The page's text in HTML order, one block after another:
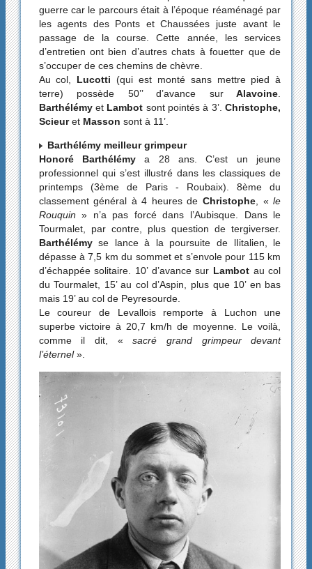
guerre car le parcours était à l’époque réaménagé par
les agents des Ponts et Chaussées juste avant le
passage de la course. Cette année, les services
d’entretien ont bien d’autres chats à fouetter que de
s’occuper de ces chemins de chèvre.
Au col, Lucotti (qui est monté sans mettre pied à
terre) possède 50’’ d’avance surAlavoine
Barthélémyet Lambot sont pointés à 3’.Christophe,
Scieuret Masson sont à 11’.
Barthélémy meilleur grimpeur
Honoré Barthélémya 28 ans. C’est un jeune
professionnel qui s’est illustré dans les classiques de
printemps (3ème de Paris - Roubaix). 8ème du
classement général à 4 heures deChristophe, «le
Rouquin » n’a pas forcé dans l’Aubisque. Dans le
Tourmalet, par contre, plus question de tergiverser.
Barthélémyse lance à la poursuite de lIitalien, le
dépasse à 7,5 km du sommet et s’envole pour 115 km
d’échappée solitaire. 10’ d’avance sur Lambotau col
du Tourmalet, 15’ au col d’Aspin, plus que 10’ en bas
mais 19’ au col de Peyresourde.
Le coureur de Levallois remporte à Luchon une
superbe victoire à 20,7 km/h de moyenne. Le voilà,
comme il dit, «sacré grand grimpeur devant
l’éternel».